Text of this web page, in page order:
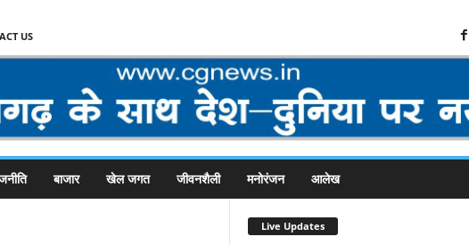
US
बाजार खेल जगत जीवनशैली मनोरंजन आलेख
Live Updates